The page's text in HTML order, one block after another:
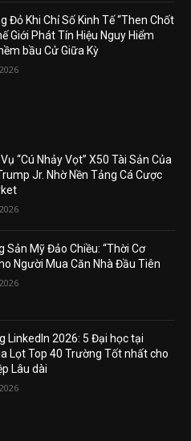
Đỏ Khi Chỉ Số Kinh Tế “Then Chốt
Giới Phát Tín Hiệu Nguy Hiểm
bầu Cử Giữa Kỳ
“Cú Nhảy Vọt” X50 Tài Sản Của
Jr. Nhờ Nền Tảng Cá Cược
Sản Mỹ Đảo Chiều: “Thời Cơ
Người Mua Căn Nhà Đầu Tiên
LinkedIn 2026: 5 Đại học tại
Lọt Top 40 Trường Tốt nhất cho
Lâu dài